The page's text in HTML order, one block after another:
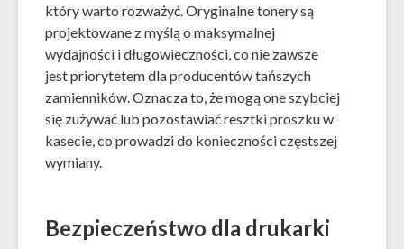
który warto rozważyć. Oryginalne tonery są
projektowane z myślą o maksymalnej
wydajności i długowieczności, co nie zawsze
jest priorytetem dla producentów tańszych
zamienników. Oznacza to, że mogą one szybciej
się zużywać lub pozostawiać resztki proszku w
kasecie, co prowadzi do konieczności częstszej
wymiany.
Bezpieczeństwo dla drukarki